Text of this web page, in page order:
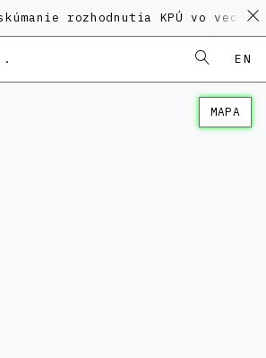
rozhodnutia KPÚ vo veci
EN
MAPA